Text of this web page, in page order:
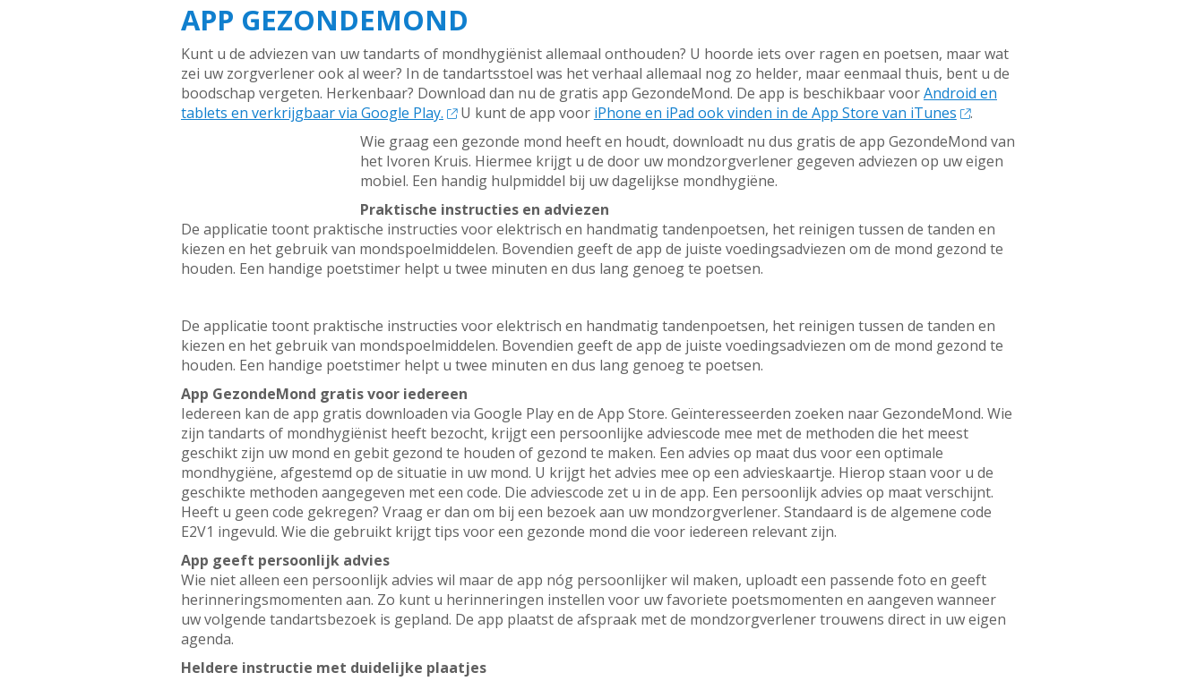
APP GEZONDEMOND
Kunt u de adviezen van uw tandarts of mondhygiënist allemaal onthouden? U hoorde iets over ragen en poetsen, maar wat
zei uw zorgverlener ook al weer? In de tandartsstoel was het verhaal allemaal nog zo helder, maar eenmaal thuis, bent u de
boodschap vergeten. Herkenbaar? Download dan nu de gratis app GezondeMond. De app is beschikbaar voorAndroid en
tablets en verkrijgbaar via Google Play.
U kunt de app voor iPhone en iPad ook vinden in de App Store van iTunes
.
Wie graag een gezonde mond heeft en houdt, downloadt nu dus gratis de app GezondeMond van
het Ivoren Kruis. Hiermee krijgt u de door uw mondzorgverlener gegeven adviezen op uw eigen
mobiel. Een handig hulpmiddel bij uw dagelijkse mondhygiëne.
Praktische instructies en adviezen
De applicatie toont praktische instructies voor elektrisch en handmatig tandenpoetsen, het reinigen tussen de tanden en
kiezen en het gebruik van mondspoelmiddelen. Bovendien geeft de app de juiste voedingsadviezen om de mond gezond te
houden. Een handige poetstimer helpt u twee minuten en dus lang genoeg te poetsen.
De applicatie toont praktische instructies voor elektrisch en handmatig tandenpoetsen, het reinigen tussen de tanden en
kiezen en het gebruik van mondspoelmiddelen. Bovendien geeft de app de juiste voedingsadviezen om de mond gezond te
houden. Een handige poetstimer helpt u twee minuten en dus lang genoeg te poetsen.
App GezondeMond gratis voor iedereen
Iedereen kan de app gratis downloaden via Google Play en de App Store. Geïnteresseerden zoeken naar GezondeMond. Wie
zijn tandarts of mondhygiënist heeft bezocht, krijgt een persoonlijke adviescode mee met de methoden die het meest
geschikt zijn uw mond en gebit gezond te houden of gezond te maken. Een advies op maat dus voor een optimale
mondhygiëne, afgestemd op de situatie in uw mond. U krijgt het advies mee op een advieskaartje. Hierop staan voor u de
geschikte methoden aangegeven met een code. Die adviescode zet u in de app. Een persoonlijk advies op maat verschijnt.
Heeft u geen code gekregen? Vraag er dan om bij een bezoek aan uw mondzorgverlener. Standaard is de algemene code
E2V1 ingevuld. Wie die gebruikt krijgt tips voor een gezonde mond die voor iedereen relevant zijn.
App geeft persoonlijk advies
Wie niet alleen een persoonlijk advies wil maar de app nóg persoonlijker wil maken, uploadt een passende foto en geeft
herinneringsmomenten aan. Zo kunt u herinneringen instellen voor uw favoriete poetsmomenten en aangeven wanneer
uw volgende tandartsbezoek is gepland. De app plaatst de afspraak met de mondzorgverlener trouwens direct in uw eigen
agenda.
Heldere instructie met duidelijke plaatjes